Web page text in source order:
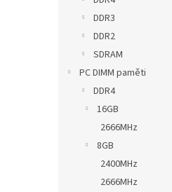
DDR3
DDR2
SDRAM
PC DIMM paměti
DDR4
16GB
2666MHz
8GB
2400MHz
2666MHz